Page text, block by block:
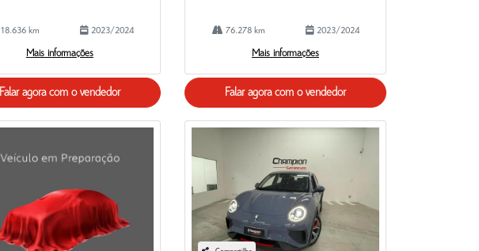
18.636 km 2023/2024
Mais informações
Falar agora com o vendedor
76.278 km 2023/2024
Mais informações
Falar agora com o vendedor